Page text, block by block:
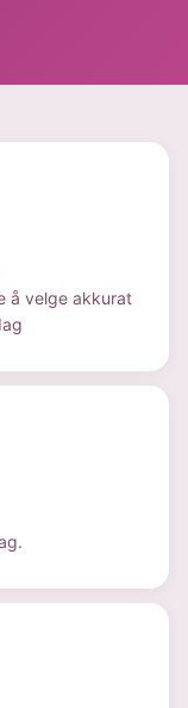
å velge akkurat